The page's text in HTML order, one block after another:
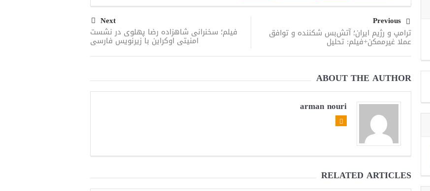
Previous
ترامپ و رژیم ایران؛ آتش‌بس شکننده و توافق
عملا غیرممکن+فیلم: تحلیل
Next
فیلم؛ سخنرانی شاهزاده رضا پهلوی در نشست
امنیتی اوکراین با زیرنویس فارسی
ABOUT THE AUTHOR
arman nouri
RELATED ARTICLES